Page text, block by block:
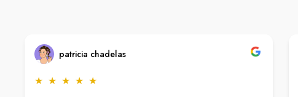
patricia chadelas
★ ★ ★ ★ ★